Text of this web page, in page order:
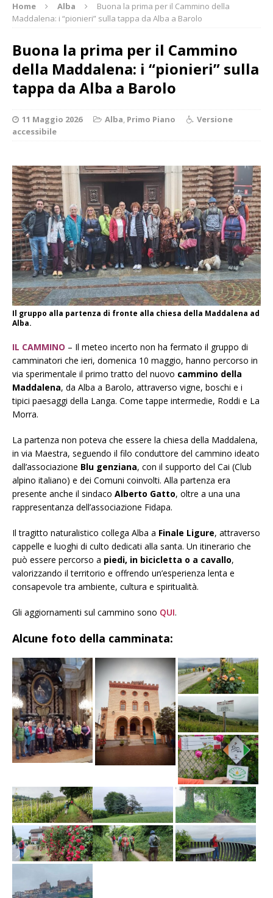
Home Alba
Buona la prima per il Cammino della
Maddalena: i “pionieri” sulla tappa da Alba a Barolo
Buona la prima per il Cammino
della Maddalena: i “pionieri” sulla
tappa da Alba a Barolo
11 Maggio 2026 Alba, Primo Piano
Versione
accessibile
Il gruppo alla partenza di fronte alla chiesa della Maddalena ad
Alba.
IL CAMMINO – Il meteo incerto non ha fermato il gruppo di
camminatori che ieri, domenica 10 maggio, hanno percorso in
via sperimentale il primo tratto del nuovo cammino della
Maddalena, da Alba a Barolo, attraverso vigne, boschi e i
tipici paesaggi della Langa. Come tappe intermedie, Roddi e La
Morra.
La partenza non poteva che essere la chiesa della Maddalena,
in via Maestra, seguendo il filo conduttore del cammino ideato
dall’associazione Blu genziana, con il supporto del Cai (Club
alpino italiano) e dei Comuni coinvolti. Alla partenza era
presente anche il sindaco Alberto Gatto, oltre a una una
rappresentanza dell’associazione Fidapa.
Il tragitto naturalistico collega Alba a Finale Ligure, attraverso
cappelle e luoghi di culto dedicati alla santa. Un itinerario che
può essere percorso a piedi, in bicicletta o a cavallo,
valorizzando il territorio e offrendo un’esperienza lenta e
consapevole tra ambiente, cultura e spiritualità.
Gli aggiornamenti sul cammino sono QUI.
Alcune foto della camminata: